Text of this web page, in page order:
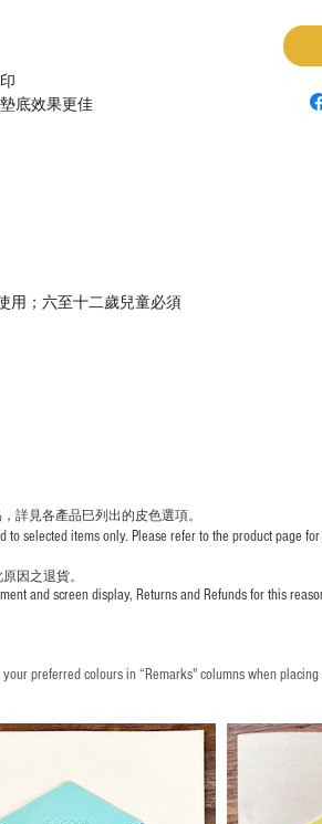
底效果更佳
用；六至十二歲兒童必須
詳見各產品巳列出的皮色選項。
selected items only. Please refer to the product page
因之退貨。
and screen display, Returns and Refunds for this
preferred colours in “Remarks" columns when placing